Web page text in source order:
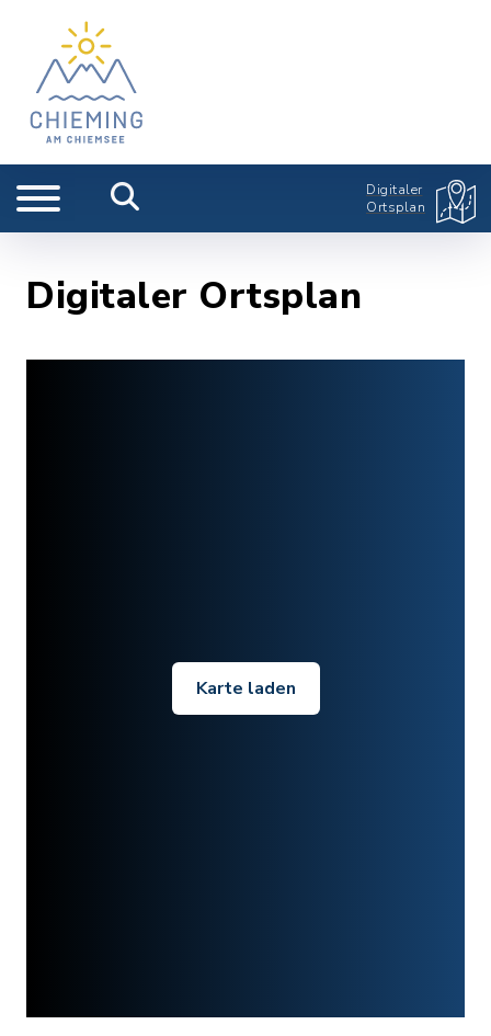
Digitaler
Ortsplan
Digitaler Ortsplan
Karte laden